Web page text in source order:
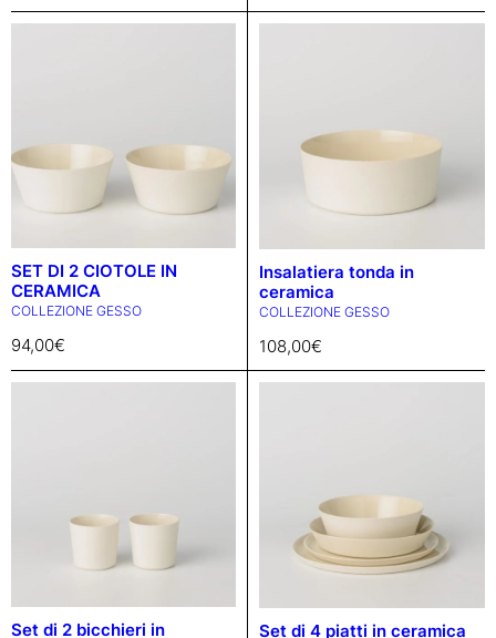
SET DI 2 CIOTOLE IN
CERAMICA
COLLEZIONE GESSO
94,00€
Insalatiera tonda in
ceramica
COLLEZIONE GESSO
108,00€
Set di 2 bicchieri in
Set di 4 piatti in ceramica